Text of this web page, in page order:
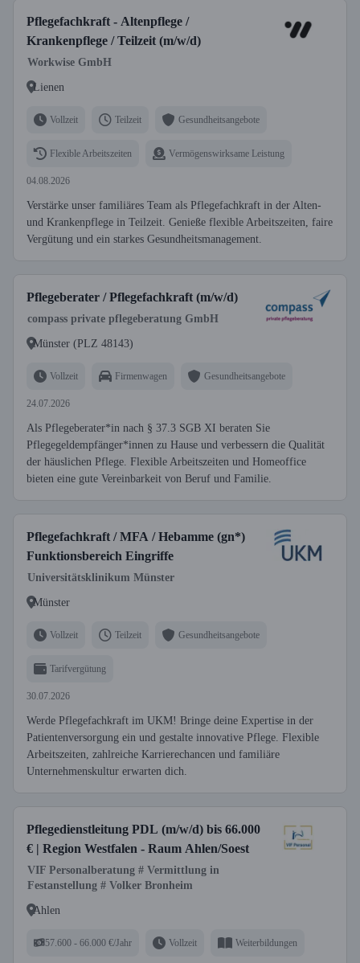
Pflegefachkraft - Altenpflege /
Krankenpflege / Teilzeit (m/w/d)
Workwise GmbH
Lienen
Vollzeit Teilzeit Gesundheitsangebote
Flexible Arbeitszeiten Vermögenswirksame Leistung
04.08.2026
Verstärke unser familiäres Team als Pflegefachkraft in der Alten-
und Krankenpflege in Teilzeit. Genieße flexible Arbeitszeiten, faire
Vergütung und ein starkes Gesundheitsmanagement.
Pflegeberater / Pflegefachkraft (m/w/d)
compass private pflegeberatung GmbH
Münster (PLZ 48143)
Vollzeit Firmenwagen Gesundheitsangebote
24.07.2026
Als Pflegeberater*in nach § 37.3 SGB XI beraten Sie
Pflegegeldempfänger*innen zu Hause und verbessern die Qualität
der häuslichen Pflege. Flexible Arbeitszeiten und Homeoffice
bieten eine gute Vereinbarkeit von Beruf und Familie.
Pflegefachkraft / MFA / Hebamme (gn*)
Funktionsbereich Eingriffe
Universitätsklinikum Münster
Münster
Vollzeit Teilzeit Gesundheitsangebote
Tarifvergütung
30.07.2026
Werde Pflegefachkraft im UKM! Bringe deine Expertise in der
Patientenversorgung ein und gestalte innovative Pflege. Flexible
Arbeitszeiten, zahlreiche Karrierechancen und familiäre
Unternehmenskultur erwarten dich.
Pflegedienstleitung PDL (m/w/d) bis 66.000
€ | Region Westfalen - Raum Ahlen/Soest
VIF Personalberatung # Vermittlung in
Festanstellung # Volker Bronheim
Ahlen
57.600 - 66.000 €/Jahr Vollzeit Weiterbildungen